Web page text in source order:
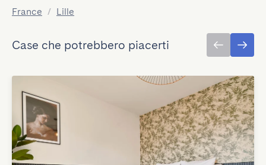
France / Lille
Case che potrebbero piacerti